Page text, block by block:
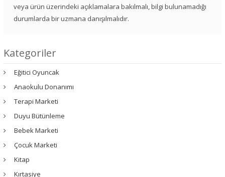
veya ürün üzerindeki açıklamalara bakılmalı, bilgi bulunamadığı
durumlarda bir uzmana danışılmalıdır.
Kategoriler
Eğitici Oyuncak
Anaokulu Donanımı
Terapi Marketi
Duyu Bütünleme
Bebek Marketi
Çocuk Marketi
Kitap
Kırtasiye